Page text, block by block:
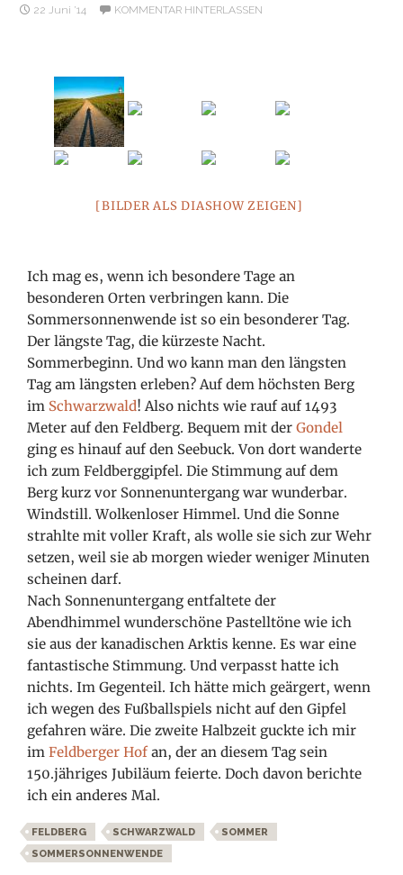
22 Juni ’14 KOMMENTAR HINTERLASSEN
[BILDER ALS DIASHOW ZEIGEN]
Ich mag es, wenn ich besondere Tage an
besonderen Orten verbringen kann. Die
Sommersonnenwende ist so ein besonderer Tag.
Der längste Tag, die kürzeste Nacht.
Sommerbeginn. Und wo kann man den längsten
Tag am längsten erleben? Auf dem höchsten Berg
im Schwarzwald! Also nichts wie rauf auf 1493
Meter auf den Feldberg. Bequem mit derGondel
ging es hinauf auf den Seebuck. Von dort wanderte
ich zum Feldberggipfel. Die Stimmung auf dem
Berg kurz vor Sonnenuntergang war wunderbar.
Windstill. Wolkenloser Himmel. Und die Sonne
strahlte mit voller Kraft, als wolle sie sich zur Wehr
setzen, weil sie ab morgen wieder weniger Minuten
scheinen darf.
Nach Sonnenuntergang entfaltete der
Abendhimmel wunderschöne Pastelltöne wie ich
sie aus der kanadischen Arktis kenne. Es war eine
fantastische Stimmung. Und verpasst hatte ich
nichts. Im Gegenteil. Ich hätte mich geärgert, wenn
ich wegen des Fußballspiels nicht auf den Gipfel
gefahren wäre. Die zweite Halbzeit guckte ich mir
imFeldberger Hofan, der an diesem Tag sein
150.jähriges Jubiläum feierte. Doch davon berichte
ich ein anderes Mal.
FELDBERG SCHWARZWALD
SOMMER
SOMMERSONNENWENDE